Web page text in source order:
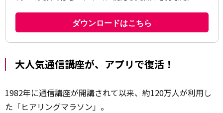
大人気通信講座が、アプリで復活！
1982年に通信講座が開講されて以来、約120万人が利用し
た「ヒアリングマラソン」。